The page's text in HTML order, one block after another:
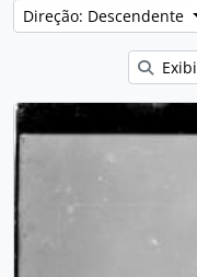
Direção: Descendente